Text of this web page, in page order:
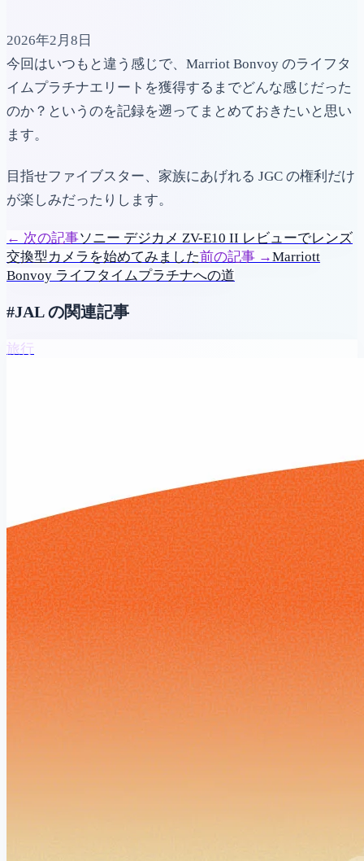
2026年2月8日
今回はいつもと違う感じで、Marriot Bonvoy のライフタ
イムプラチナエリートを獲得するまでどんな感じだった
のか？というのを記録を遡ってまとめておきたいと思い
ます。
目指せファイブスター、家族にあげれる JGC の権利だけ
が楽しみだったりします。
← 次の記事ソニー デジカメ ZV-E10 II レビューでレンズ
交換型カメラを始めてみました前の記事 →Marriott
Bonvoy ライフタイムプラチナへの道
#JAL の関連記事
旅行